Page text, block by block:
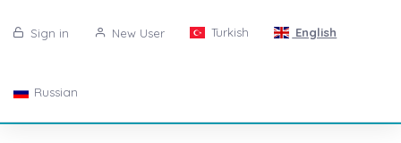
Sign in New User Turkish English
Russian